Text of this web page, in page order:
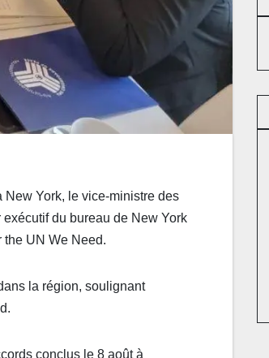
New York, le vice-ministre des
du bureau de New York
the UN We Need.
la région, soulignant
conclus le 8 août à